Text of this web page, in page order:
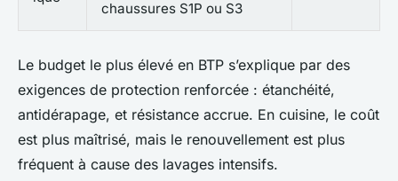
chaussures S1P ou S3
Le budget le plus élevé en BTP s’explique par des
exigences de protection renforcée : étanchéité,
antidérapage, et résistance accrue. En cuisine, le coût
est plus maîtrisé, mais le renouvellement est plus
fréquent à cause des lavages intensifs.